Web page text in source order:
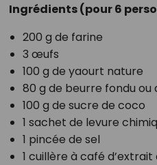
Ingrédients (pour 6
200 g de farine
3 œufs
100 g de yaourt nature
80 g de beurre fondu ou
100 g de sucre de coco
1 sachet de levure
1 pincée de sel
1 cuillère à café d’extrait